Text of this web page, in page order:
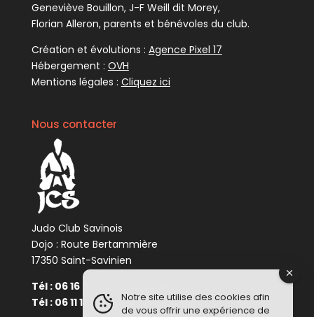
Geneviève Bouillon, J-F Weill dit Morey,
Florian Alleron, parents et bénévoles du club.
Création et évolutions : Agence Pixel 17
Hébergement : OVH
Mentions légales : Cliquez ici
Nous contacter
Judo Club Savinois
Dojo : Route Bertammière
17350 Saint-Savinien
Tél : 06 16 08 23 76 (président)
Tél : 06 11 10 34 48 (enseignant)Notre site utilise des cookies afin
de vous offrir une expérience de